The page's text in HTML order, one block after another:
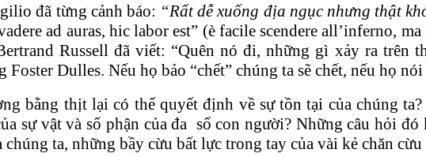
đã từng cảnh báo: “Rất dễ xuống địa ngục nhưng thật
ad auras, hic labor est” (è facile scendere all’inferno,
Russell đã viết: “Quên nó đi, những gì xảy ra trên
Dulles. Nếu họ bảo “chết” chúng ta sẽ chết, nếu họ
bằng thịt lại có thể quyết định về sự tồn tại của chúng
vật và số phận của đa số con người? Những câu hỏi
ta, những bầy cừu bất lực trong tay của vài kẻ chăn